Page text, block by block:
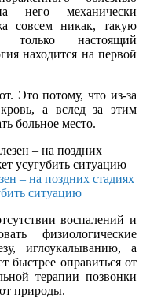
него механически
совсем никак, такую
только настоящий
находится на первой
Это потому, что из-за
а вслед за этим
больное место.
– на поздних стадиях
ситуацию
воспалений и
физиологические
иглоукалыванию, а
быстрее оправиться от
терапии позвонки
природы.